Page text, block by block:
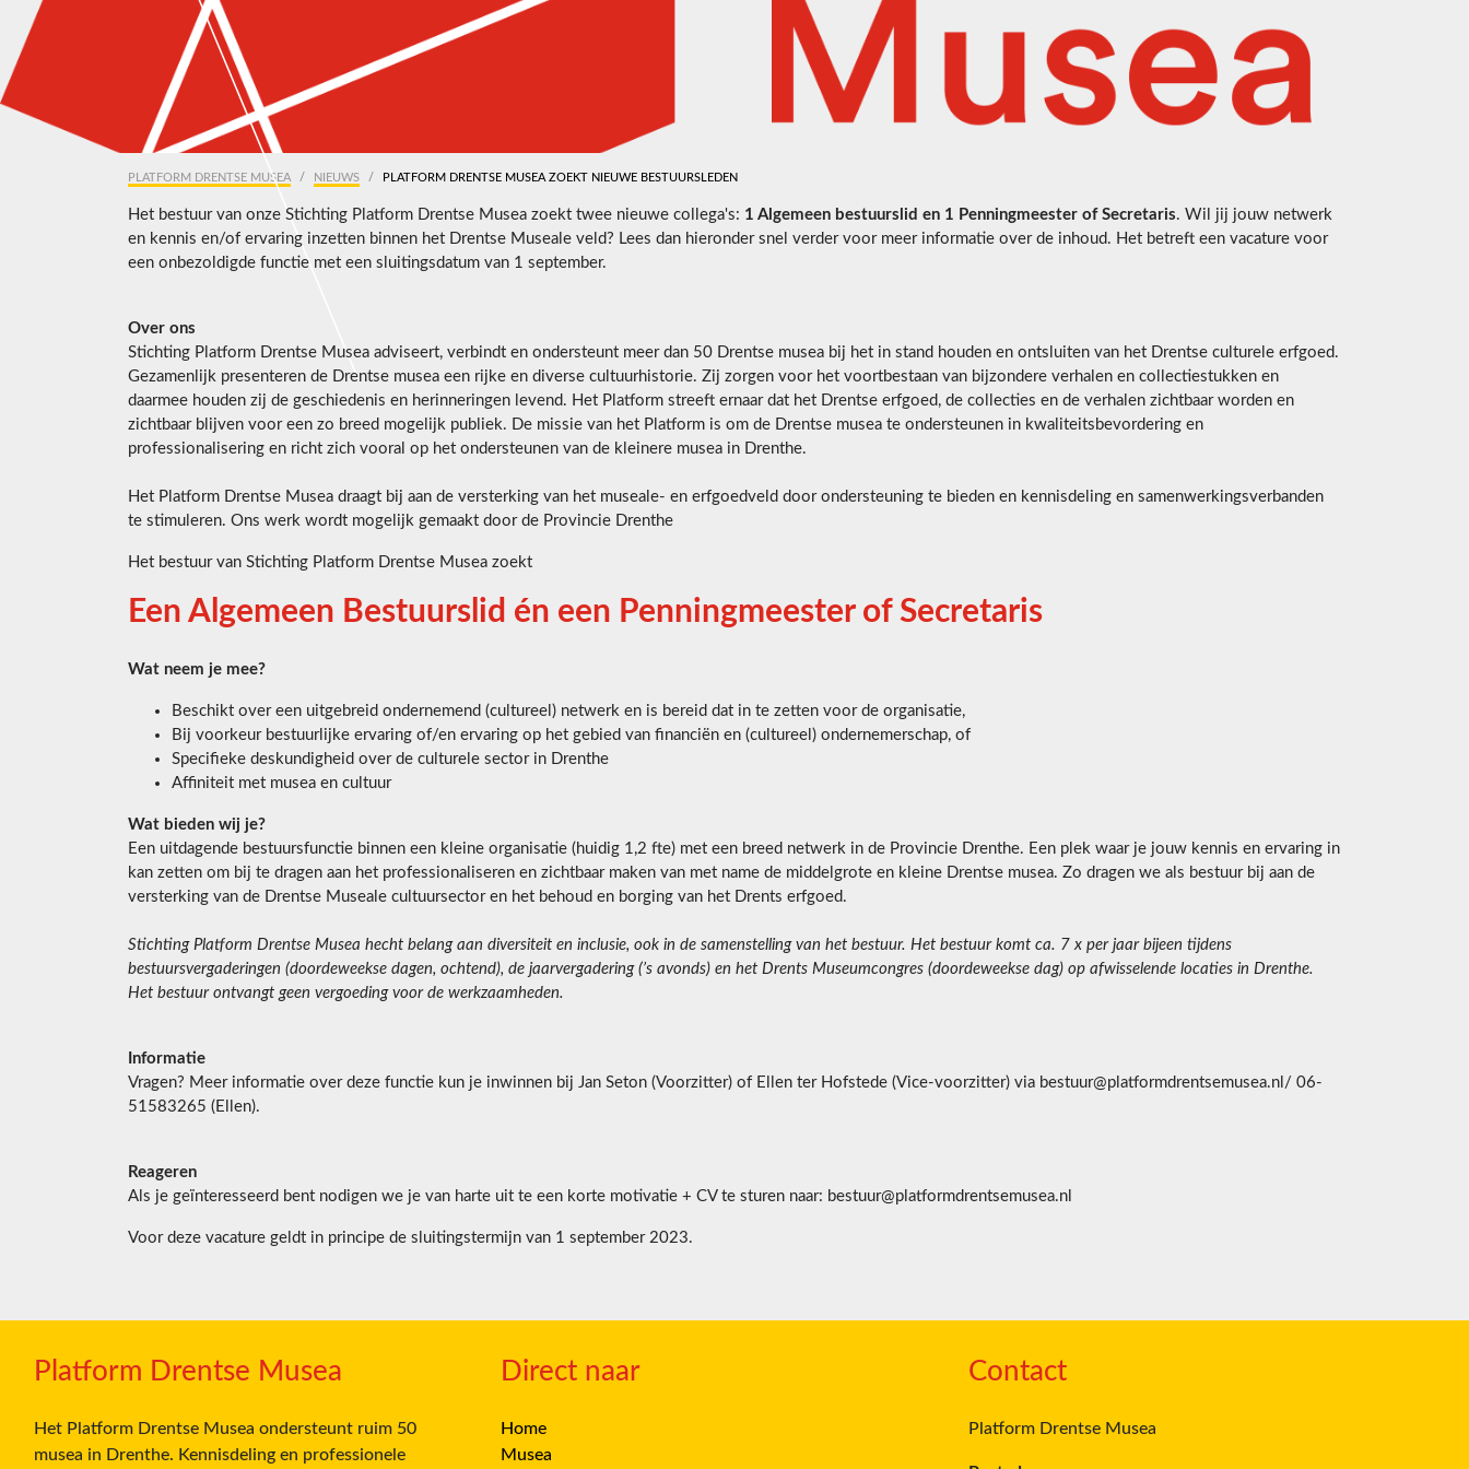
PLATFORM DRENTSE MUSEA NIEUWS PLATFORM DRENTSE MUSEA ZOEKT NIEUWE BESTUURSLEDEN
Het bestuur van onze Stichting Platform Drentse Musea zoekt twee nieuwe collega's: 1 Algemeen bestuurslid en 1 Penningmeester of Secretaris. Wil jij jouw netwerk
en kennis en/of ervaring inzetten binnen het Drentse Museale veld? Lees dan hieronder snel verder voor meer informatie over de inhoud. Het betreft een vacature voor
een onbezoldigde functie met een sluitingsdatum van 1 september.
Over ons
Stichting Platform Drentse Musea adviseert, verbindt en ondersteunt meer dan 50 Drentse musea bij het in stand houden en ontsluiten van het Drentse culturele erfgoed.
Gezamenlijk presenteren de Drentse musea een rijke en diverse cultuurhistorie. Zij zorgen voor het voortbestaan van bijzondere verhalen en collectiestukken en
daarmee houden zij de geschiedenis en herinneringen levend. Het Platform streeft ernaar dat het Drentse erfgoed, de collecties en de verhalen zichtbaar worden en
zichtbaar blijven voor een zo breed mogelijk publiek. De missie van het Platform is om de Drentse musea te ondersteunen in kwaliteitsbevordering en
professionalisering en richt zich vooral op het ondersteunen van de kleinere musea in Drenthe.
Het Platform Drentse Musea draagt bij aan de versterking van het museale- en erfgoedveld door ondersteuning te bieden en kennisdeling en samenwerkingsverbanden
te stimuleren. Ons werk wordt mogelijk gemaakt door de Provincie Drenthe
Het bestuur van Stichting Platform Drentse Musea zoekt
Een Algemeen Bestuurslid én een Penningmeester of Secretaris
Wat neem je mee?
Beschikt over een uitgebreid ondernemend (cultureel) netwerk en is bereid dat in te zetten voor de organisatie,
Bij voorkeur bestuurlijke ervaring of/en ervaring op het gebied van financiën en (cultureel) ondernemerschap, of
Specifieke deskundigheid over de culturele sector in Drenthe
Affiniteit met musea en cultuur
Wat bieden wij je?
Een uitdagende bestuursfunctie binnen een kleine organisatie (huidig 1,2 fte) met een breed netwerk in de Provincie Drenthe. Een plek waar je jouw kennis en ervaring in
kan zetten om bij te dragen aan het professionaliseren en zichtbaar maken van met name de middelgrote en kleine Drentse musea. Zo dragen we als bestuur bij aan de
versterking van de Drentse Museale cultuursector en het behoud en borging van het Drents erfgoed.
Stichting Platform Drentse Musea hecht belang aan diversiteit en inclusie, ook in de samenstelling van het bestuur. Het bestuur komt ca. 7 x per jaar bijeen tijdens
bestuursvergaderingen (doordeweekse dagen, ochtend), de jaarvergadering (’s avonds) en het Drents Museumcongres (doordeweekse dag) op afwisselende locaties in Drenthe.
Het bestuur ontvangt geen vergoeding voor de werkzaamheden.
Informatie
Vragen? Meer informatie over deze functie kun je inwinnen bij Jan Seton (Voorzitter) of Ellen ter Hofstede (Vice-voorzitter) via bestuur@platformdrentsemusea.nl/ 06-
51583265 (Ellen).
Reageren
Als je geïnteresseerd bent nodigen we je van harte uit te een korte motivatie + CV te sturen naar: bestuur@platformdrentsemusea.nl
Voor deze vacature geldt in principe de sluitingstermijn van 1 september 2023.
Platform Drentse Musea
Het Platform Drentse Musea ondersteunt ruim 50
musea in Drenthe. Kennisdeling en professionele
Direct naar
Home
Musea
Contact
Platform Drentse Musea